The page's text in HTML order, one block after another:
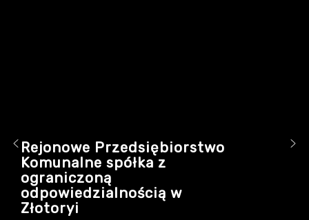
Rejonowe Przedsiębiorstwo
Komunalne spółka z
ograniczoną
odpowiedzialnością w
Złotoryi